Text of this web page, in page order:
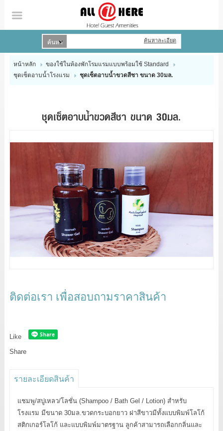
เข้าสู่ระบบ
หน้าหลัก
ค้นหาละเอียด
หน้าหลัก
ของใช้ในห้องพักโรมแรมแบบพร้อมใช้ Standard
ชุดเซ็ตอาบน้ำโรงแรม
ชุดเซ็ตอาบน้ำขวดสีชา ขนาด 30มล.
ชุดเซ็ตอาบน้ำขวดสีชา ขนาด 30มล.
ติดต่อเรา เพื่อสอบถามราคาสินค้า
Like
Share
รายละเอียดสินค้า
แชมพู/สบู่เหลว/โลชั่น (Shampoo / Bath Gel / Lotion) สำหรับ
โรงแรม มีขนาด 30มล.ขวดกระบอกยาว ฝาสีขาวมีทั้งแบบพิมพ์โลโก้
สติกเกอร์โลโก้ และแบบพิมพ์มาตรฐาน ลูกค้าสามารถเลือกกลิ่นและ